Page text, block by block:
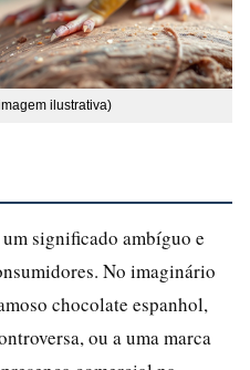
ilustrativa)
significado ambíguo e
No imaginário
chocolate espanhol,
ou a uma marca